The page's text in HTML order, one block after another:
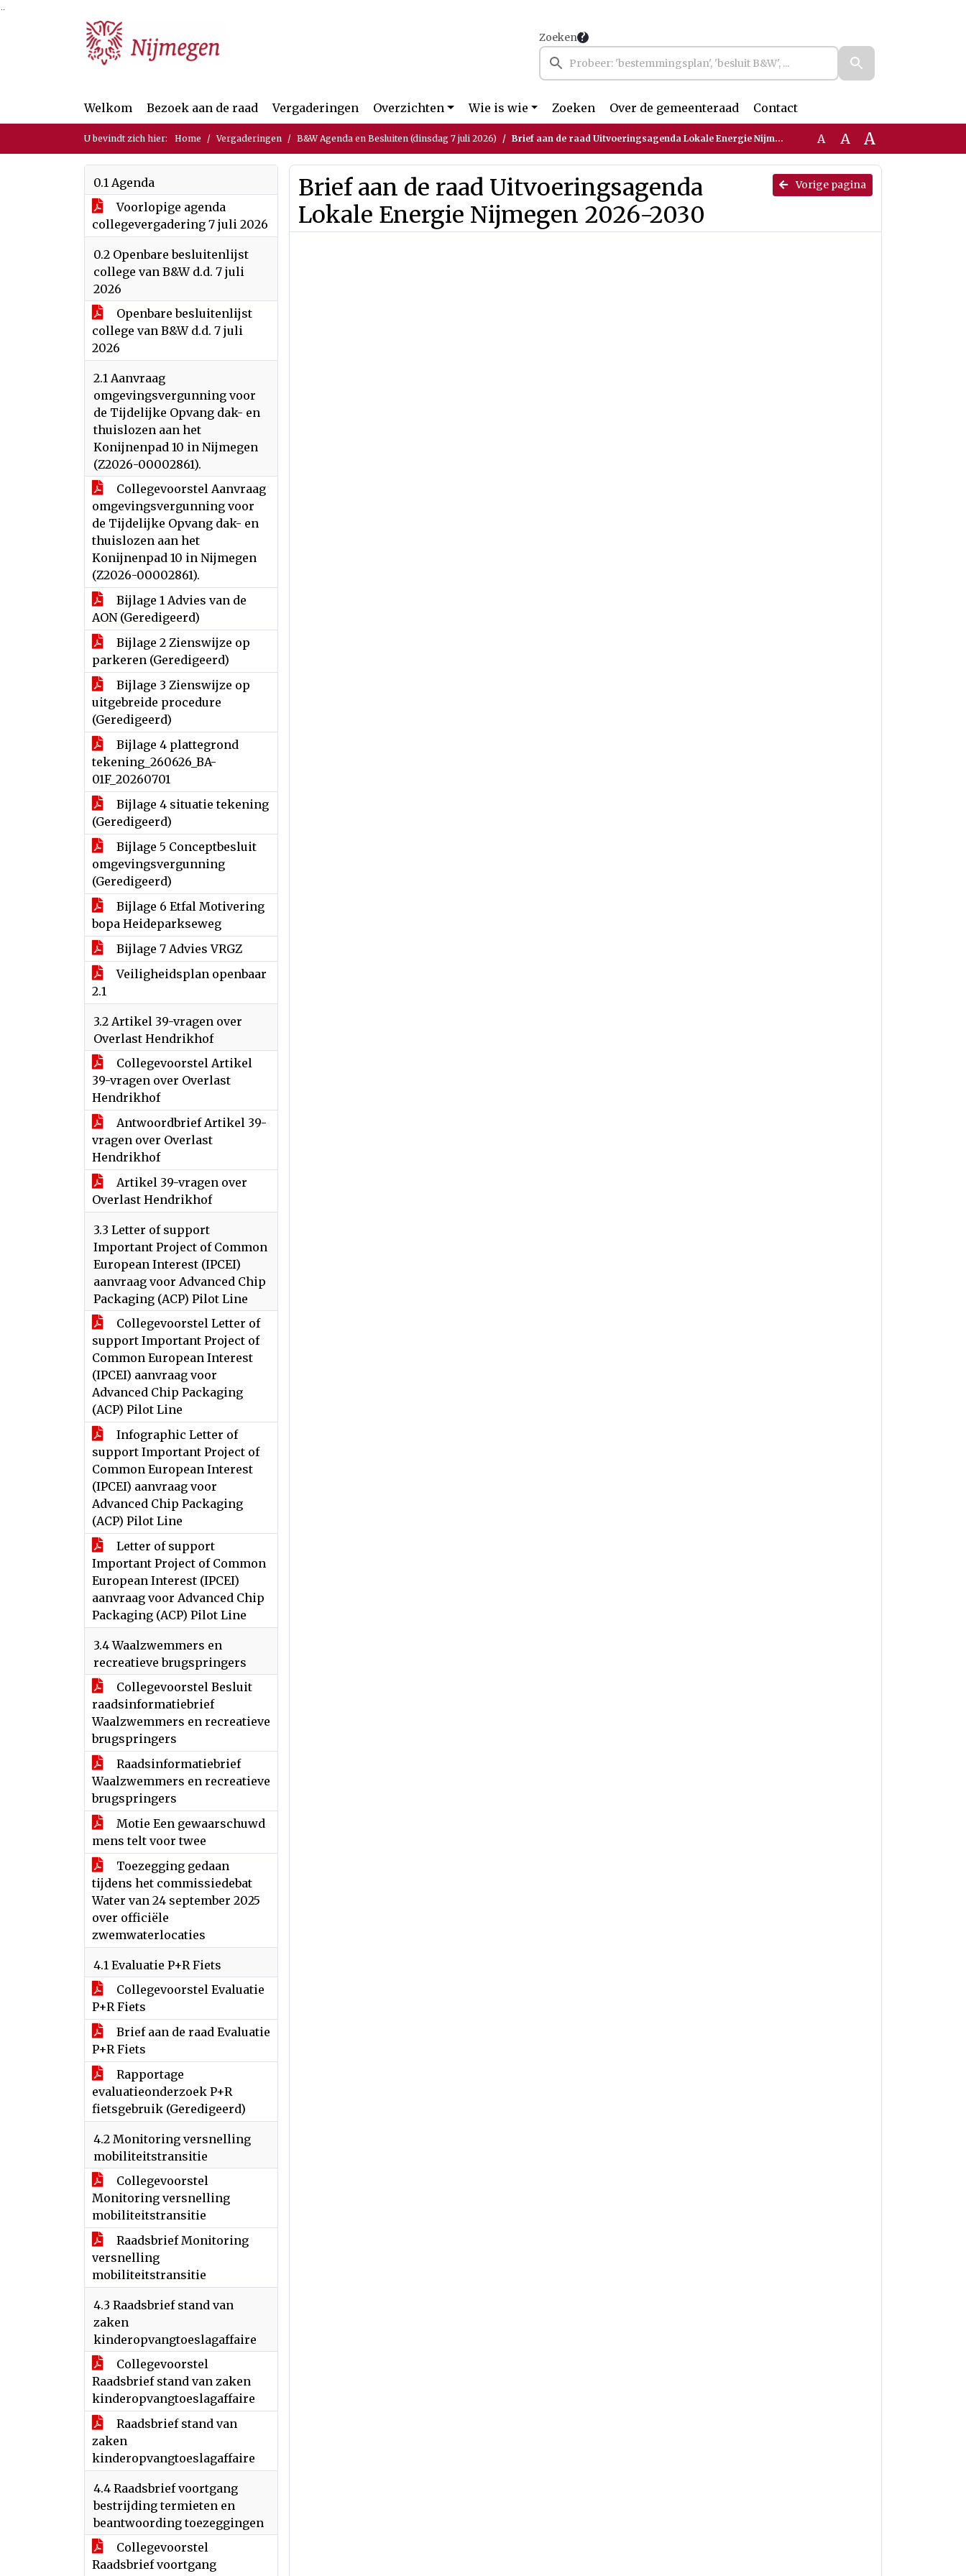
Ga naar de inhoud van deze pagina
Ga naar het zoeken
Ga naar het menu
Zoeken
Welkom Bezoek aan de raad Vergaderingen Overzichten Wie is wie Zoeken Over de gemeenteraad Contact
U bevindt zich hier: Home Vergaderingen B&W Agenda en Besluiten (dinsdag 7 juli 2026) Brief aan de raad Uitvoeringsagenda Lokale Energie Nijmegen 2026-2030 A A A
0.1 Agenda
Voorlopige agenda
collegevergadering 7 juli 2026
0.2 Openbare besluitenlijst
college van B&W d.d. 7 juli
2026
Openbare besluitenlijst
college van B&W d.d. 7 juli
2026
2.1 Aanvraag
omgevingsvergunning voor
de Tijdelijke Opvang dak- en
thuislozen aan het
Konijnenpad 10 in Nijmegen
(Z2026-00002861).
Collegevoorstel Aanvraag
omgevingsvergunning voor
de Tijdelijke Opvang dak- en
thuislozen aan het
Konijnenpad 10 in Nijmegen
(Z2026-00002861).
Bijlage 1 Advies van de
AON (Geredigeerd)
Bijlage 2 Zienswijze op
parkeren (Geredigeerd)
Bijlage 3 Zienswijze op
uitgebreide procedure
(Geredigeerd)
Bijlage 4 plattegrond
tekening_260626_BA-
01F_20260701
Bijlage 4 situatie tekening
(Geredigeerd)
Bijlage 5 Conceptbesluit
omgevingsvergunning
(Geredigeerd)
Bijlage 6 Etfal Motivering
bopa Heideparkseweg
Bijlage 7 Advies VRGZ
Veiligheidsplan openbaar
2.1
3.2 Artikel 39-vragen over
Overlast Hendrikhof
Collegevoorstel Artikel
39-vragen over Overlast
Hendrikhof
Antwoordbrief Artikel 39-
vragen over Overlast
Hendrikhof
Artikel 39-vragen over
Overlast Hendrikhof
3.3 Letter of support
Important Project of Common
European Interest (IPCEI)
aanvraag voor Advanced Chip
Packaging (ACP) Pilot Line
Collegevoorstel Letter of
support Important Project of
Common European Interest
(IPCEI) aanvraag voor
Advanced Chip Packaging
(ACP) Pilot Line
Infographic Letter of
support Important Project of
Common European Interest
(IPCEI) aanvraag voor
Advanced Chip Packaging
(ACP) Pilot Line
Letter of support
Important Project of Common
European Interest (IPCEI)
aanvraag voor Advanced Chip
Packaging (ACP) Pilot Line
3.4 Waalzwemmers en
recreatieve brugspringers
Collegevoorstel Besluit
raadsinformatiebrief
Waalzwemmers en recreatieve
brugspringers
Raadsinformatiebrief
Waalzwemmers en recreatieve
brugspringers
Motie Een gewaarschuwd
mens telt voor twee
Toezegging gedaan
tijdens het commissiedebat
Water van 24 september 2025
over officiële
zwemwaterlocaties
4.1 Evaluatie P+R Fiets
Collegevoorstel Evaluatie
P+R Fiets
Brief aan de raad Evaluatie
P+R Fiets
Rapportage
evaluatieonderzoek P+R
fietsgebruik (Geredigeerd)
4.2 Monitoring versnelling
mobiliteitstransitie
Collegevoorstel
Monitoring versnelling
mobiliteitstransitie
Raadsbrief Monitoring
versnelling
mobiliteitstransitie
4.3 Raadsbrief stand van
zaken
kinderopvangtoeslagaffaire
Collegevoorstel
Raadsbrief stand van zaken
kinderopvangtoeslagaffaire
Raadsbrief stand van
zaken
kinderopvangtoeslagaffaire
4.4 Raadsbrief voortgang
bestrijding termieten en
beantwoording toezeggingen
Collegevoorstel
Raadsbrief voortgang
Vorige pagina
Brief aan de raad Uitvoeringsagenda
Lokale Energie Nijmegen 2026-2030